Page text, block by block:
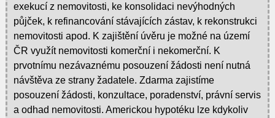
exekucí z nemovitosti, ke konsolidaci nevýhodných
půjček, k refinancování stávajících zástav, k rekonstrukci
nemovitosti apod. K zajištění úvěru je možné na území
ČR využít nemovitosti komerční i nekomerční. K
prvotnímu nezávaznému posouzení žádosti není nutná
návštěva ze strany žadatele. Zdarma zajistíme
posouzení žádosti, konzultace, poradenství, právní servis
a odhad nemovitosti. Americkou hypotéku lze kdykoliv